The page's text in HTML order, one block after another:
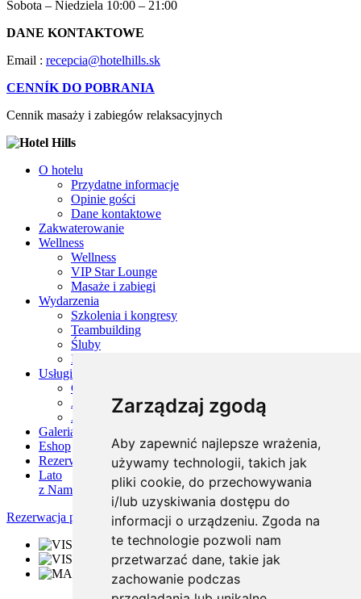
Zarządzaj zgodą
Aby zapewnić najlepsze wrażenia,
używamy technologii, takich jak
pliki cookie, do przechowywania
i/lub uzyskiwania dostępu do
informacji o urządzeniu. Zgoda na
te technologie pozwoli nam
przetwarzać dane, takie jak
zachowanie podczas
Sobota – Niedziela 10:00 – 21:00
DANE KONTAKTOWE
Email : recepcia@hotelhills.sk
CENNÍK DO POBRANIA
Cennik masaży i zabiegów relaksacyjnych
O hotelu
Przydatne informacje
Opinie gości
Dane kontaktowe
Zakwaterowanie
Wellness
Wellness
VIP Star Lounge
Masaże i zabiegi
Wydarzenia
Szkolenia i kongresy
Teambuilding
Śluby
Imprezy firmowe
Usługi
Gastronomia
Atrakcje dla dzieci
Atrakcje w okolicy
Galeria
Eshop
Rezerwacja
Lato
z Nami
Rezerwacja pobytu